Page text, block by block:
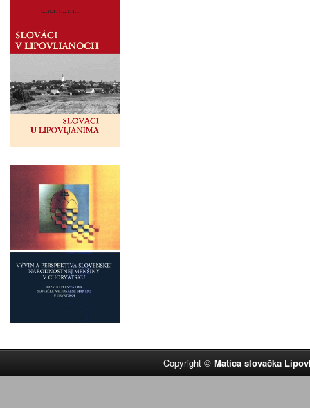
Copyright ©Matica slovačka